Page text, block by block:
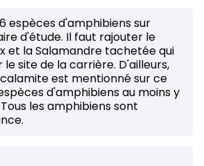
espèces d'amphibiens sur
d'étude. Il faut rajouter le
et la Salamandre tachetée qui
site de la carrière. D'ailleurs,
est mentionné sur ce
d'amphibiens au moins y
les amphibiens sont